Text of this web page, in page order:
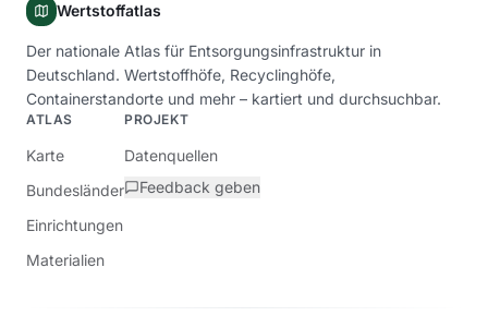
Wertstoffatlas
Der nationale Atlas für Entsorgungsinfrastruktur in
Deutschland. Wertstoffhöfe, Recyclinghöfe,
Containerstandorte und mehr – kartiert und durchsuchbar.
ATLAS
Karte
Bundesländer
Einrichtungen
Materialien
PROJEKT
Datenquellen
Feedback geben